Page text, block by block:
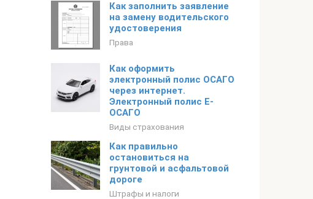
Как заполнить заявление
на замену водительского
удостоверения
Права
Как оформить
электронный полис ОСАГО
через интернет.
Электронный полис Е-
ОСАГО
Виды страхования
Как правильно
остановиться на
грунтовой и асфальтовой
дороге
Штрафы и налоги